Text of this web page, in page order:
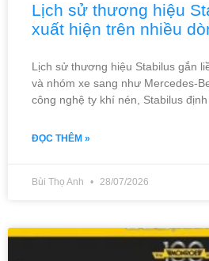
Lịch sử thương hiệu
xuất hiện trên nhiều
Lịch sử thương hiệu Stabilus gắn
và nhóm xe sang như Mercedes-
công nghệ ty khí nén, Stabilus
ĐỌC THÊM »
Bùi Thọ Anh 28/07/2026